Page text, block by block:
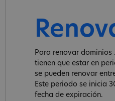
Para renovar dominios
tienen que estar en
se pueden renovar
Este periodo se inicia
fecha de expiración.